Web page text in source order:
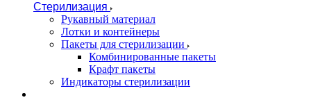
Стерилизация
Рукавный материал
Лотки и контейнеры
Пакеты для стерилизации
Комбинированные пакеты
Крафт пакеты
Индикаторы стерилизации